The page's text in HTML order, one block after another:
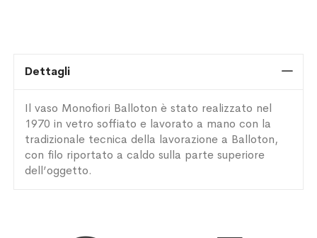
Dettagli
Il vaso Monofiori Balloton è stato realizzato nel
1970 in vetro soffiato e lavorato a mano con la
tradizionale tecnica della lavorazione a Balloton,
con filo riportato a caldo sulla parte superiore
dell’oggetto.